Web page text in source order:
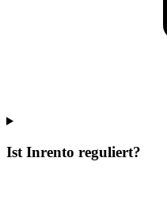
Ist Inrento reguliert?